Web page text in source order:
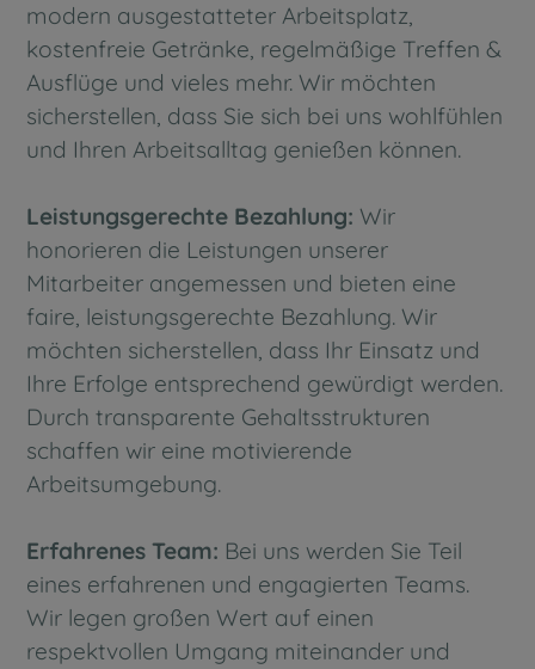
modern ausgestatteter Arbeitsplatz,
kostenfreie Getränke, regelmäßige Treffen &
Ausflüge und vieles mehr. Wir möchten
sicherstellen, dass Sie sich bei uns wohlfühlen
und Ihren Arbeitsalltag genießen können.
Leistungsgerechte Bezahlung: Wir
honorieren die Leistungen unserer
Mitarbeiter angemessen und bieten eine
faire, leistungsgerechte Bezahlung. Wir
möchten sicherstellen, dass Ihr Einsatz und
Ihre Erfolge entsprechend gewürdigt werden.
Durch transparente Gehaltsstrukturen
schaffen wir eine motivierende
Arbeitsumgebung.
Erfahrenes Team: Bei uns werden Sie Teil
eines erfahrenen und engagierten Teams.
Wir legen großen Wert auf einen
respektvollen Umgang miteinander und